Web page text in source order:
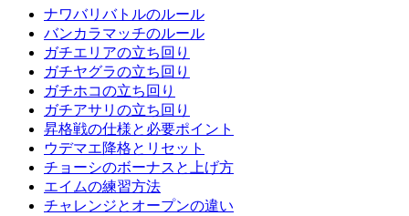
ナワバリバトルのルール
バンカラマッチのルール
ガチエリアの立ち回り
ガチヤグラの立ち回り
ガチホコの立ち回り
ガチアサリの立ち回り
昇格戦の仕様と必要ポイント
ウデマエ降格とリセット
チョーシのボーナスと上げ方
エイムの練習方法
チャレンジとオープンの違い